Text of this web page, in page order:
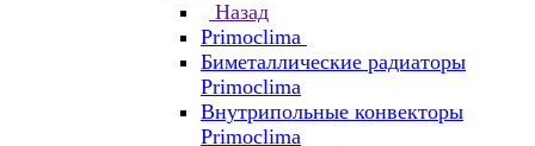
Назад
Primoclima
Биметаллические радиаторы
Primoclima
Внутрипольные конвекторы
Primoclima